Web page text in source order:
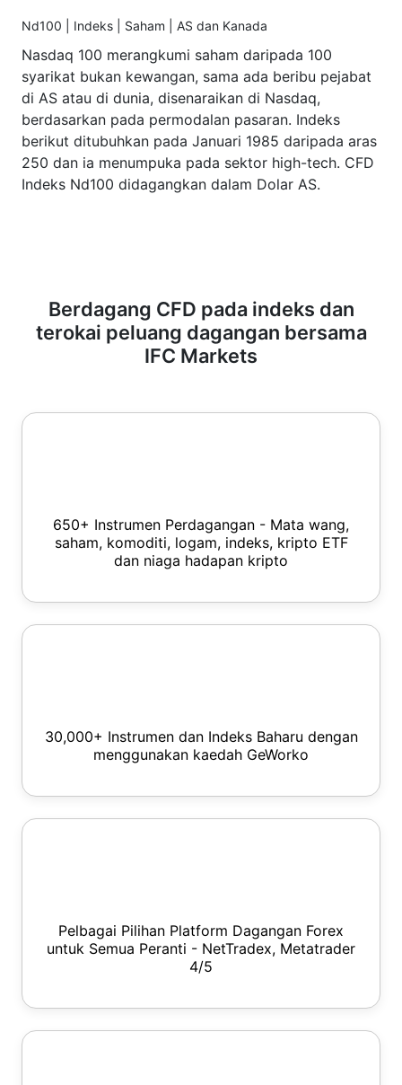
Nd100 | Indeks | Saham | AS dan Kanada
Nasdaq 100 merangkumi saham daripada 100
syarikat bukan kewangan, sama ada beribu pejabat
di AS atau di dunia, disenaraikan di Nasdaq,
berdasarkan pada permodalan pasaran. Indeks
berikut ditubuhkan pada Januari 1985 daripada aras
250 dan ia menumpuka pada sektor high-tech. CFD
Indeks Nd100 didagangkan dalam Dolar AS.
Berdagang CFD pada indeks dan
terokai peluang dagangan bersama
IFC Markets
650+ Instrumen Perdagangan - Mata wang,
saham, komoditi, logam, indeks, kripto ETF
dan niaga hadapan kripto
30,000+ Instrumen dan Indeks Baharu dengan
menggunakan kaedah GeWorko
Pelbagai Pilihan Platform Dagangan Forex
untuk Semua Peranti - NetTradex, Metatrader
4/5